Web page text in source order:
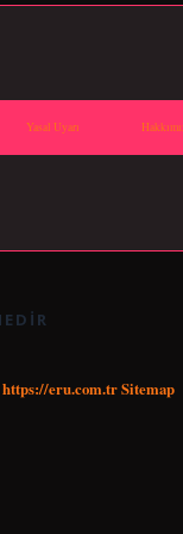
Yasal Uyarı
https://eru.com.trSitemap